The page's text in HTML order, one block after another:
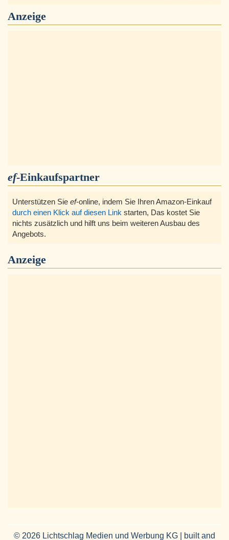
Anzeige
ef-Einkaufspartner
Unterstützen Sie ef-online, indem Sie Ihren Amazon-Einkauf
durch einen Klick auf diesen Link starten, Das kostet Sie
nichts zusätzlich und hilft uns beim weiteren Ausbau des
Angebots.
Anzeige
© 2026 Lichtschlag Medien und Werbung KG | built and